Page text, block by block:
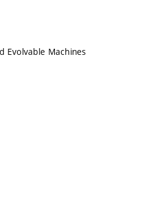
Evolvable Machines